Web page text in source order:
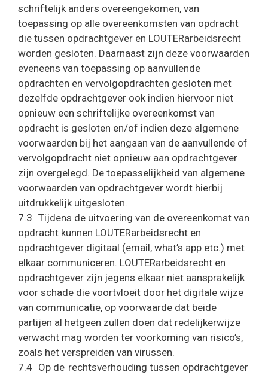
schriftelijk anders overeengekomen, van
toepassing op alle overeenkomsten van opdracht
die tussen opdrachtgever en LOUTERarbeidsrecht
worden gesloten. Daarnaast zijn deze voorwaarden
eveneens van toepassing op aanvullende
opdrachten en vervolgopdrachten gesloten met
dezelfde opdrachtgever ook indien hiervoor niet
opnieuw een schriftelijke overeenkomst van
opdracht is gesloten en/of indien deze algemene
voorwaarden bij het aangaan van de aanvullende of
vervolgopdracht niet opnieuw aan opdrachtgever
zijn overgelegd. De toepasselijkheid van algemene
voorwaarden van opdrachtgever wordt hierbij
uitdrukkelijk uitgesloten.
7.3 Tijdens de uitvoering van de overeenkomst van
opdracht kunnen LOUTERarbeidsrecht en
opdrachtgever digitaal (email, what’s app etc.) met
elkaar communiceren. LOUTERarbeidsrecht en
opdrachtgever zijn jegens elkaar niet aansprakelijk
voor schade die voortvloeit door het digitale wijze
van communicatie, op voorwaarde dat beide
partijen al hetgeen zullen doen dat redelijkerwijze
verwacht mag worden ter voorkoming van risico’s,
zoals het verspreiden van virussen.
7.4 Op de rechtsverhouding tussen opdrachtgever